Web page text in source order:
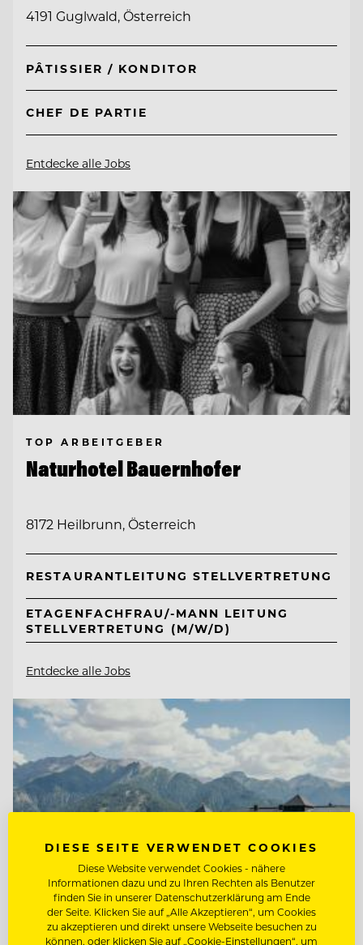
4191 Guglwald, Österreich
PÂTISSIER / KONDITOR
CHEF DE PARTIE
Entdecke alle Jobs
TOP ARBEITGEBER
Naturhotel Bauernhofer
8172 Heilbrunn, Österreich
RESTAURANTLEITUNG STELLVERTRETUNG
ETAGENFACHFRAU/-MANN LEITUNG
STELLVERTRETUNG (M/W/D)
Entdecke alle Jobs
DIESE SEITE VERWENDET COOKIES
Diese Website verwendet Cookies - nähere
Informationen dazu und zu Ihren Rechten als Benutzer
finden Sie in unserer Datenschutzerklärung am Ende
der Seite. Klicken Sie auf „Alle Akzeptieren“, um Cookies
zu akzeptieren und direkt unsere Webseite besuchen zu
können, oder klicken Sie auf „Cookie-Einstellungen“, um